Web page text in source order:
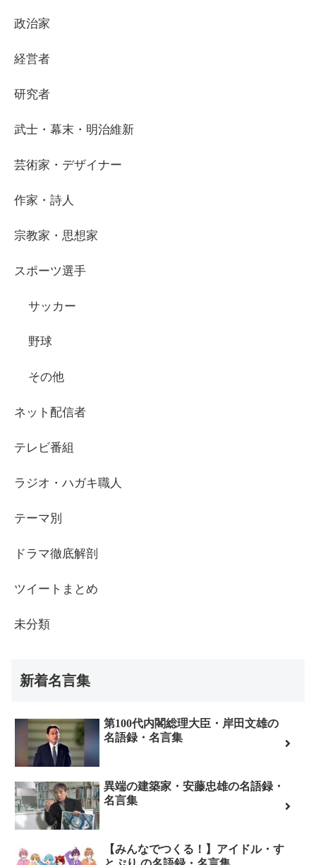
政治家
経営者
研究者
武士・幕末・明治維新
芸術家・デザイナー
作家・詩人
宗教家・思想家
スポーツ選手
サッカー
野球
その他
ネット配信者
テレビ番組
ラジオ・ハガキ職人
テーマ別
ドラマ徹底解剖
ツイートまとめ
未分類
新着名言集
第100代内閣総理大臣・岸田文雄の
名語録・名言集
異端の建築家・安藤忠雄の名語録・
名言集
【みんなでつくる！】アイドル・す